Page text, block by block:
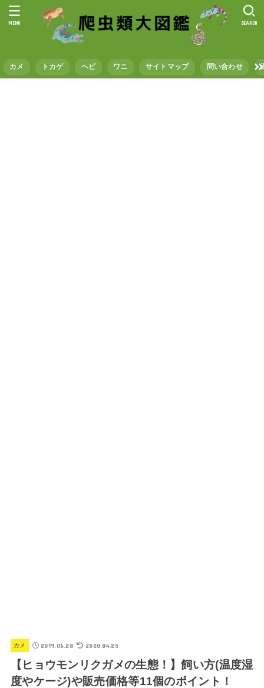
カメ トカゲ ヘビ ワニ サイトマップ 問い合わせ
SEARCH
MENU
カメ 2019.06.28 2020.04.25
【ヒョウモンリクガメの生態！】飼い方(温度湿
度やケージ)や販売価格等11個のポイント！